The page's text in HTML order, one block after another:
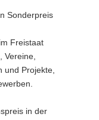
Sonderpreis
Freistaat
Vereine,
und Projekte,
in der